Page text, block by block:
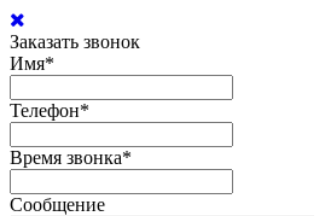
Заказать звонок
Имя*
Телефон*
Время звонка*
Сообщение